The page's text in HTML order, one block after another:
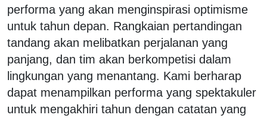
performa yang akan menginspirasi optimisme
untuk tahun depan. Rangkaian pertandingan
tandang akan melibatkan perjalanan yang
panjang, dan tim akan berkompetisi dalam
lingkungan yang menantang. Kami berharap
dapat menampilkan performa yang spektakuler
untuk mengakhiri tahun dengan catatan yang